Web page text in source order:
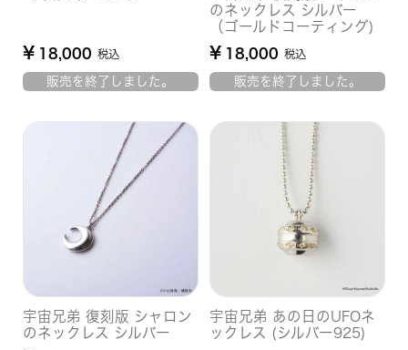
¥ 18,000 税込
販売を終了しました。
のネックレス シルバー
（ゴールドコーティング)
¥ 18,000 税込
販売を終了しました。
宇宙兄弟 復刻版 シャロン
のネックレス シルバー
宇宙兄弟 あの日のUFOネ
ックレス (シルバー925)